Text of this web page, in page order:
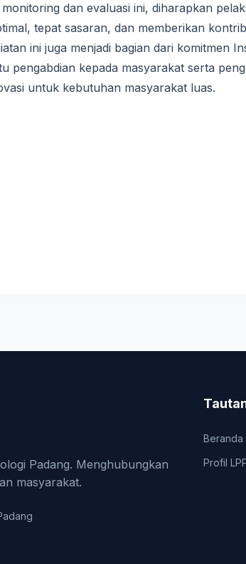
dan evaluasi ini, diharapkan
tepat sasaran, dan memberikan
ini juga menjadi bagian dari komitmen
pengabdian kepada masyarakat serta
untuk kebutuhan masyarakat luas.
Padang. Menghubungkan
masyarakat.
Beranda
Profil